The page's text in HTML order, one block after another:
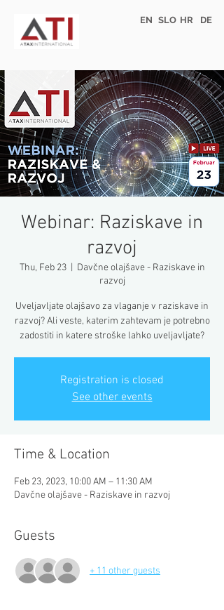
EN SLO HR DE
Webinar: Raziskave in
razvoj
Thu, Feb 23
  |
Davčne olajšave - Raziskave in
razvoj
Uveljavljate olajšavo za vlaganje v raziskave in
razvoj? Ali veste, katerim zahtevam je potrebno
zadostiti in katere stroške lahko uveljavljate?
Registration is closed
See other events
Time & Location
Feb 23, 2023, 10:00 AM – 11:30 AM
Davčne olajšave - Raziskave in razvoj
Guests
+ 11 other guests